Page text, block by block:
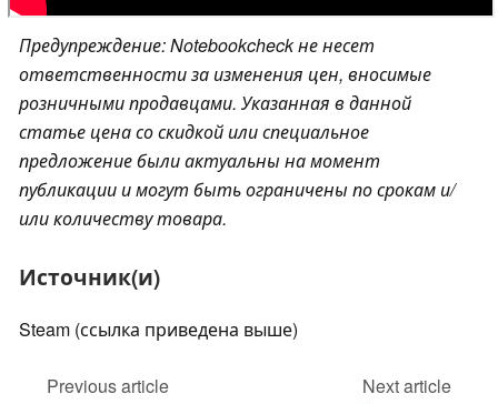
Предупреждение: Notebookcheck не несет
ответственности за изменения цен, вносимые
розничными продавцами. Указанная в данной
статье цена со скидкой или специальное
предложение были актуальны на момент
публикации и могут быть ограничены по срокам и/
или количеству товара.
Источник(и)
Steam (ссылка приведена выше)
Previous article
Next article